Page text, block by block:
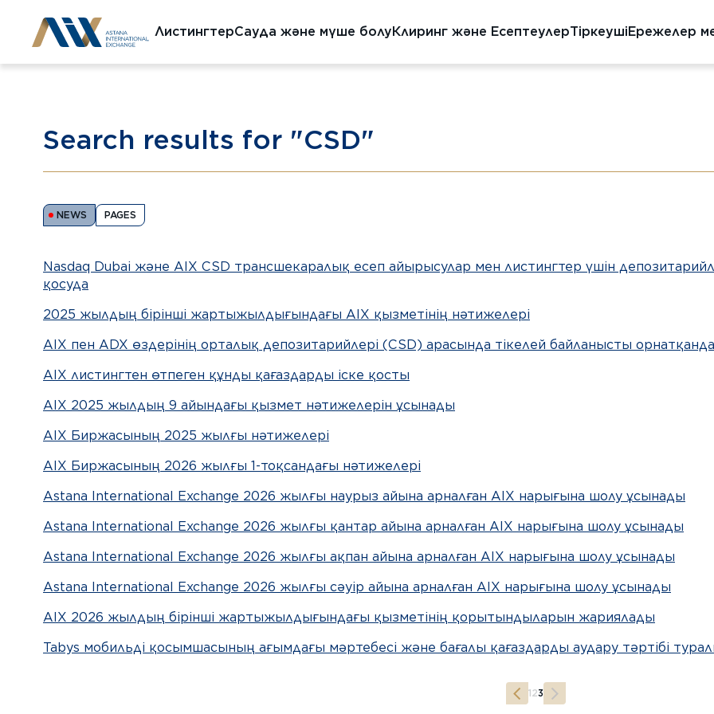
ЛистингтерСауда және мүше болуКлиринг және ЕсептеулерТіркеушіЕрежелер
Search results for "CSD"
NEWS PAGES
Nasdaq Dubai және AIX CSD трансшекаралық есеп айырысулар мен листингтер үшін
қосуда
2025 жылдың бірінші жартыжылдығындағы AIX қызметінің нәтижелері
AIX пен ADX өздерінің орталық депозитарийлері (CSD) арасында тікелей байланысты
AIX листингтен өтпеген құнды қағаздарды іске қосты
AIX 2025 жылдың 9 айындағы қызмет нәтижелерін ұсынады
AIX Биржасының 2025 жылғы нәтижелері
AIX Биржасының 2026 жылғы 1-тоқсандағы нәтижелері
Astana International Exchange 2026 жылғы наурыз айына арналған AIX нарығына шолу ұсынады
Astana International Exchange 2026 жылғы қантар айына арналған AIX нарығына шолу ұсынады
Astana International Exchange 2026 жылғы ақпан айына арналған AIX нарығына шолу ұсынады
Astana International Exchange 2026 жылғы cәуір айына арналған AIX нарығына шолу ұсынады
AIX 2026 жылдың бірінші жартыжылдығындағы қызметінің қорытындыларын жариялады
Tabys мобильді қосымшасының ағымдағы мәртебесі және бағалы қағаздарды аудару тәртібі
123